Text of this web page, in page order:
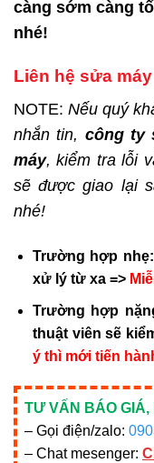
càng sớm càng
nhé!
Liên hệ sửa
NOTE: Nếu quý
nhắn tin, công ty
máy, kiểm tra lỗi
sẽ được giao lại
nhé!
Trường hợp nhẹ:
xử lý từ xa =>
Trường hợp
thuật viên sẽ
ý thì mới tiến
TƯ VẤN BÁO
– Gọi điện/zalo:
– Chat mesenger: